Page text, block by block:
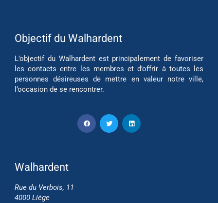
Objectif du Walhardent
L’objectif du Walhardent est principalement de favoriser
les contacts entre les membres et d’offrir à toutes les
personnes désireuses de mettre en valeur notre ville,
l’occasion de se rencontrer.
Walhardent
Rue du Verbois, 11
4000 Liège